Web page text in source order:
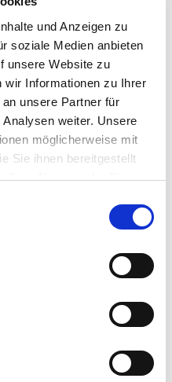
und Anzeigen zu
soziale Medien anbieten
unsere Website zu
wir Informationen zu Ihrer
unsere Partner für
weiter. Unsere
möglicherweise mit
Sie ihnen bereitgestellt
Ihrer Nutzung der Dienste